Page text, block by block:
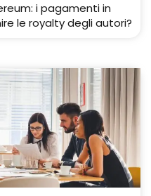
i pagamenti in
le royalty degli autori?